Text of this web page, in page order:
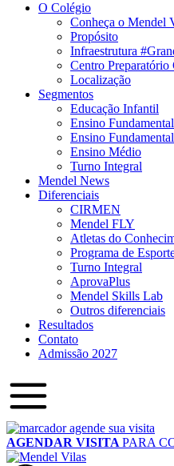
O Colégio
Conheça o Mendel
Propósito
Infraestrutura
Centro
Localização
Segmentos
Educação Infantil
Ensino
Ensino
Ensino Médio
Turno Integral
Mendel News
Diferenciais
CIRMEN
Mendel FLY
Atletas do
Programa de
Turno Integral
AprovaPlus
Mendel Skills Lab
Outros diferenciais
Resultados
Contato
Admissão 2027
AGENDAR VISITA PARA